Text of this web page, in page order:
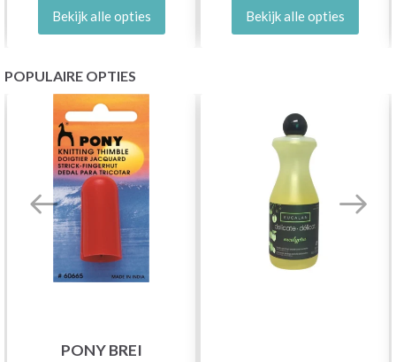
Bekijk alle opties Bekijk alle opties
POPULAIRE OPTIES
PONY BREI